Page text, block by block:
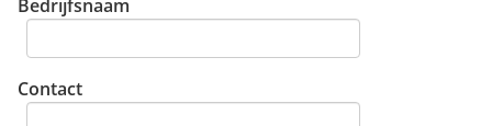
Bedrijfsnaam
Contact